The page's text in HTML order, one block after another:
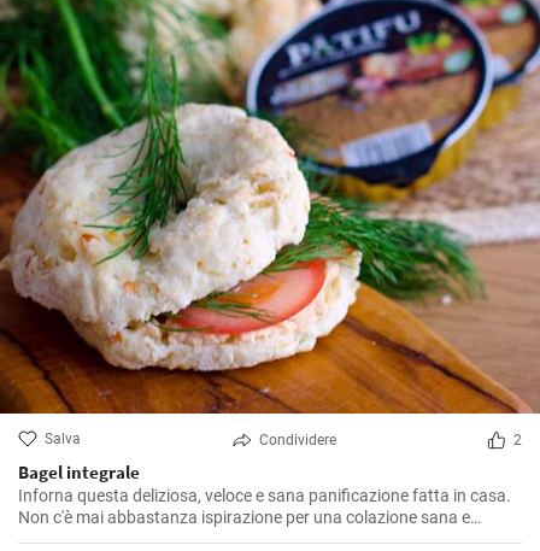
Salva Condividere 2
Bagel integrale
Inforna questa deliziosa, veloce e sana panificazione fatta in casa.
Non c'è mai abbastanza ispirazione per una colazione sana e
gustosa.